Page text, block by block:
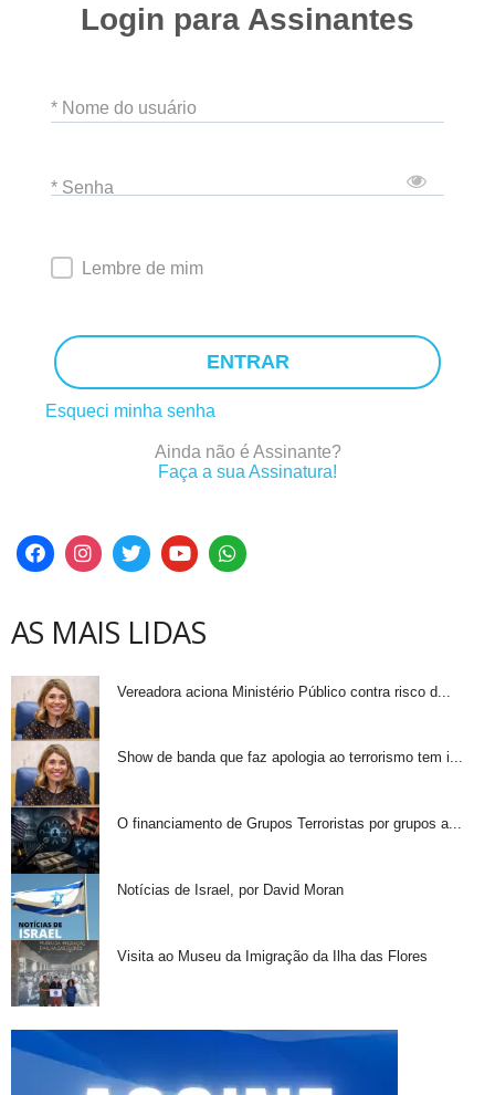
Login para Assinantes
* Nome do usuário
* Senha
Lembre de mim
ENTRAR
Esqueci minha senha
Ainda não é Assinante?
Faça a sua Assinatura!
AS MAIS LIDAS
Vereadora aciona Ministério Público contra risco d...
Show de banda que faz apologia ao terrorismo tem i...
O financiamento de Grupos Terroristas por grupos a...
Notícias de Israel, por David Moran
Visita ao Museu da Imigração da Ilha das Flores